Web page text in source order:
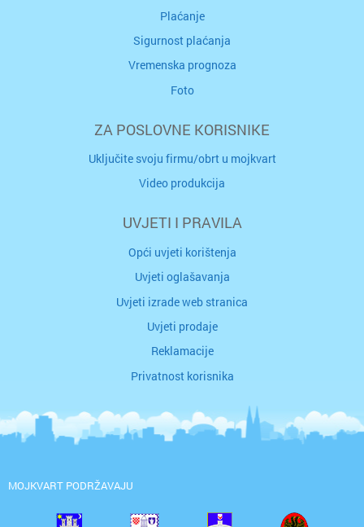
Plaćanje
Sigurnost plaćanja
Vremenska prognoza
Foto
ZA POSLOVNE KORISNIKE
Uključite svoju firmu/obrt u mojkvart
Video produkcija
UVJETI I PRAVILA
Opći uvjeti korištenja
Uvjeti oglašavanja
Uvjeti izrade web stranica
Uvjeti prodaje
Reklamacije
Privatnost korisnika
MOJKVART PODRŽAVAJU